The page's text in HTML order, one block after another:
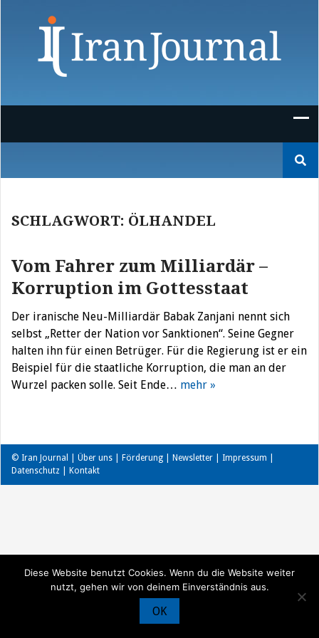
nach:
SCHLAGWORT: ÖLHANDEL
Vom Fahrer zum Milliardär –
Korruption im Gottesstaat
Der iranische Neu-Milliardär Babak Zanjani nennt sich
selbst „Retter der Nation vor Sanktionen“. Seine Gegner
halten ihn für einen Betrüger. Für die Regierung ist er ein
Beispiel für die staatliche Korruption, die man an der
Wurzel packen solle. Seit Ende… mehr »
© Iran Journal | Über uns Förderung Newsletter Impressum
Datenschutz
Kontakt
Diese Website benutzt Cookies. Wenn du die Website weiter
nutzt, gehen wir von deinem Einverständnis aus.
OK